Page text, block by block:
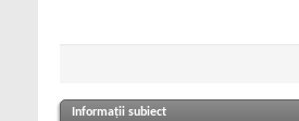
Informații subiect